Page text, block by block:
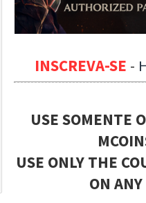
INSCREVA-SE -
USE SOMENTE
USE ONLY THE
ON